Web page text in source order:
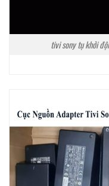
tivi sony tụ khởi